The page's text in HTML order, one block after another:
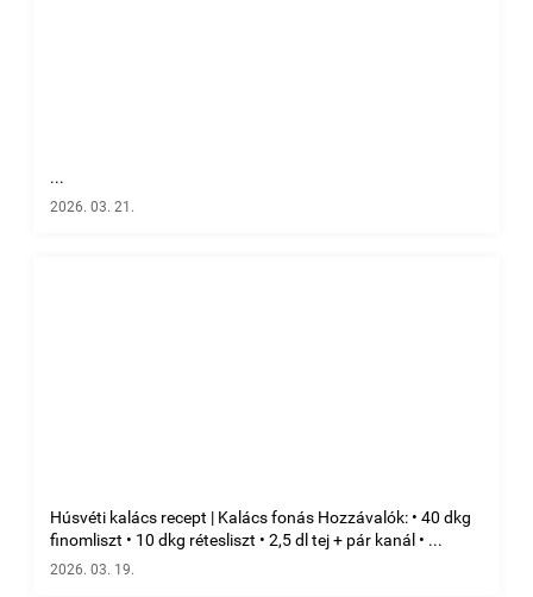
...
2026. 03. 21.
Húsvéti kalács recept | Kalács fonás Hozzávalók: • 40 dkg
finomliszt • 10 dkg rétesliszt • 2,5 dl tej + pár kanál • ...
2026. 03. 19.